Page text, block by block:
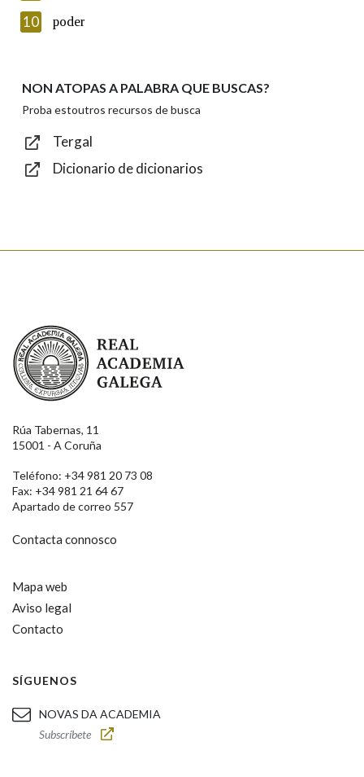
Introduce o código que aparece na imaxe:
Texto de verificación
10 poder
NON ATOPAS A PALABRA QUE BUSCAS?
Proba estoutros recursos de busca
Tergal
Dicionario de dicionarios
Real Academia Galega
Rúa Tabernas, 11
15001 - A Coruña
Teléfono: +34 981 20 73 08
Fax: +34 981 21 64 67
Apartado de correo 557
Contacta connosco
Mapa web
Aviso legal
Contacto
SÍGUENOS
NOVAS DA ACADEMIA
Subscríbete